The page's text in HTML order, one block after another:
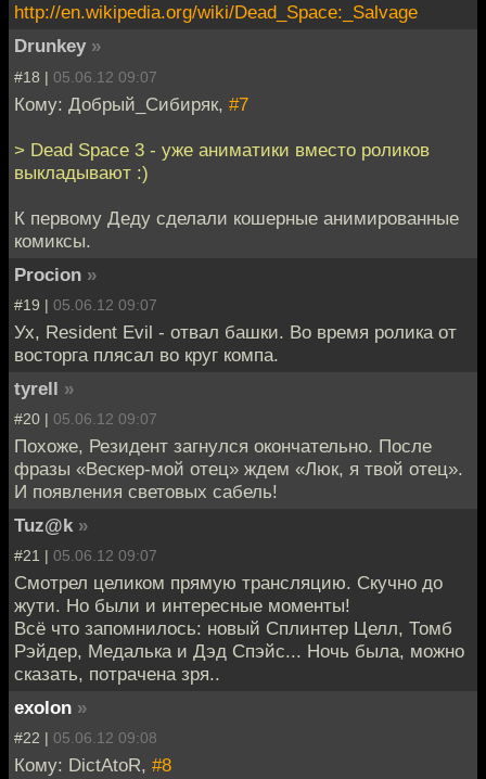
http://en.wikipedia.org/wiki/Dead_Space:_Salvage
Drunkey »
#18 | 05.06.12 09:07
Кому: Добрый_Сибиряк, #7
> Dead Space 3 - уже аниматики вместо роликов
выкладывают :)
К первому Деду сделали кошерные анимированные
комиксы.
Procion »
#19 | 05.06.12 09:07
Ух, Resident Evil - отвал башки. Во время ролика от
восторга плясал во круг компа.
tyrell »
#20 | 05.06.12 09:07
Похоже, Резидент загнулся окончательно. После
фразы «Вескер-мой отец» ждем «Люк, я твой отец».
И появления световых сабель!
Tuz@k »
#21 | 05.06.12 09:07
Смотрел целиком прямую трансляцию. Скучно до
жути. Но были и интересные моменты!
Всё что запомнилось: новый Сплинтер Целл, Томб
Рэйдер, Медалька и Дэд Спэйс... Ночь была, можно
сказать, потрачена зря..
exolon »
#22 | 05.06.12 09:08
Кому: DictAtoR, #8